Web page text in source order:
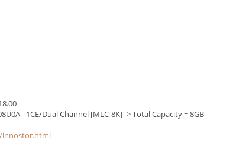
- 1CE/Dual Channel [MLC-8K] -> Total Capacity = 8GB